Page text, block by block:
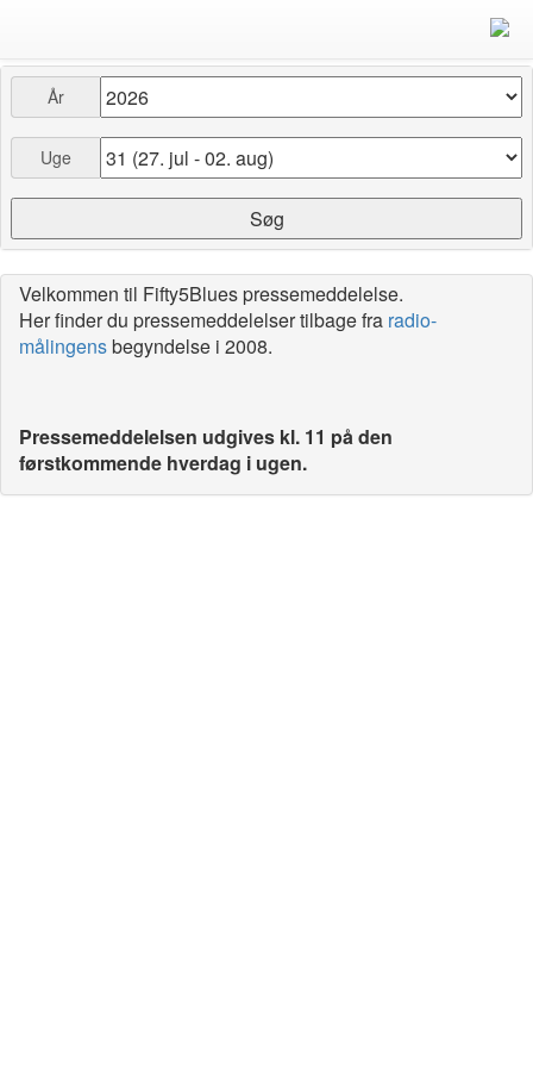
År
Uge
Velkommen til Fifty5Blues pressemeddelelse.
Her finder du pressemeddelelser tilbage fra radio-
målingensbegyndelse i 2008.
Pressemeddelelsen udgives kl. 11 på den
førstkommende hverdag i ugen.